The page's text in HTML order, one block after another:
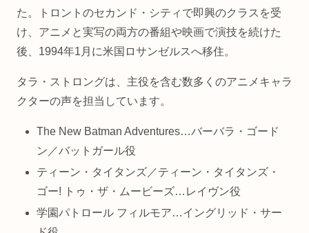
た。トロントのセカンド・シティで即興のクラスを受
け、アニメと実写の両方の番組や映画で演技を続けた
後、1994年1月に米国ロサンゼルスへ移住。
タラ・ストロングは、主役を含む数多くのアニメキャラ
クターの声を担当しています。
The New Batman Adventures…バーバラ・ゴード
ン／バットガール役
ティーン・タイタンズ／ティーン・タイタンズ・
ゴー! トゥ・ザ・ムービーズ…レイヴン役
学園パトロール フィルモア…イングリッド・サー